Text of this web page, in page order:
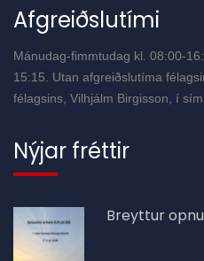
Afgreiðslutími
Mánudag-fimmtudag kl. 08:00-
15:15. Utan afgreiðslutíma
félagsins, Vilhjálm Birgisson, í
Nýjar fréttir
Breyttur